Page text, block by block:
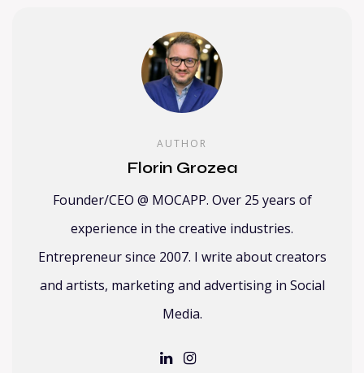
AUTHOR
Florin Grozea
Founder/CEO @ MOCAPP. Over 25 years of
experience in the creative industries.
Entrepreneur since 2007. I write about creators
and artists, marketing and advertising in Social
Media.